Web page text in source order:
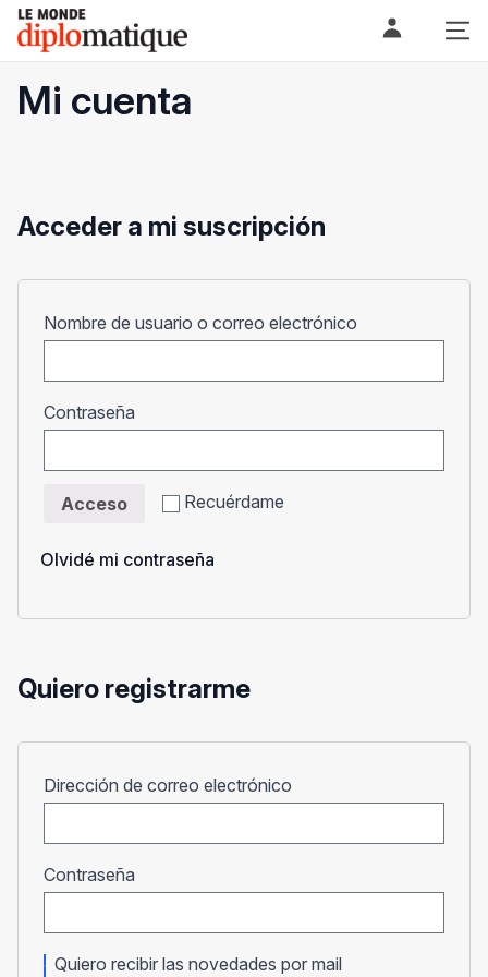
Skip
content
Le monde diplomatique
Mi cuenta
Acceder a mi suscripción
Nombre de usuario o correo electrónico
Contraseña
Recuérdame
Acceso
Olvidé mi contraseña
Quiero registrarme
Dirección de correo electrónico
Contraseña
Quiero recibir las novedades por mail